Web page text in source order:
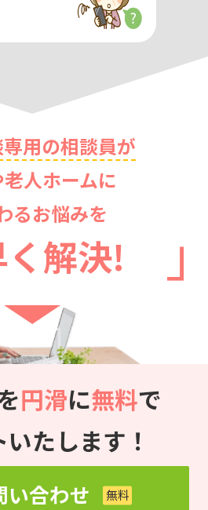
用の相談員が
人ホームに
るお悩みを
解決!
円滑に無料で
たします！
い合わせ